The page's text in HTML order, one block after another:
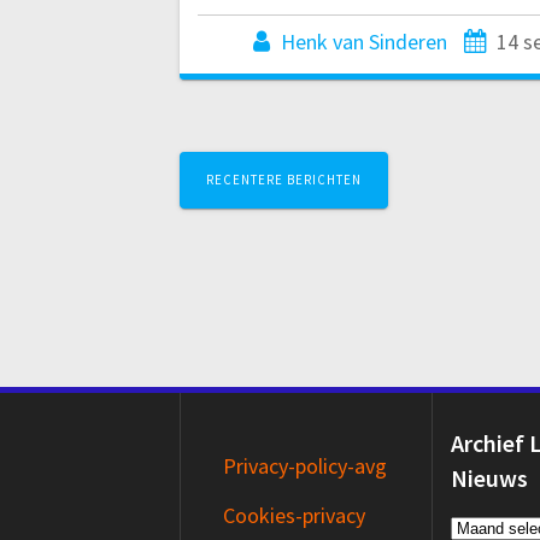
Henk van Sinderen 14
Berichtnavigatie
RECENTERE BERICHTEN
Privacy-policy-avg
Cookies-privacy
Archief
Nieuws
Archief